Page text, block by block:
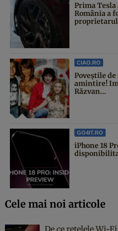
Prima
România a
CIAO.RO
Poveştile
amintire!
Răzvan...
GO4IT.RO
iPhone 18
Cele mai noi articole
De ce rețelele Wi-